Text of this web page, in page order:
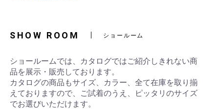
SHOW ROOM ショールーム
ショールームでは、カタログではご紹介しきれない商
品を展示・販売しております。
カタログの商品もサイズ、カラー、全て在庫を取り揃
えておりますので、ご試着のうえ、ピッタリのサイズ
でお選びいただけます。